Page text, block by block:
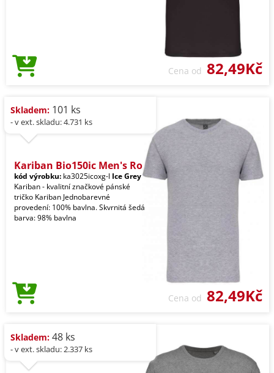
Cena od 82,49Kč
Skladem: 101 ks
- v ext. skladu: 4.731 ks
Kariban Bio150ic Men's Ro
kód výrobku: ka3025icoxg-l Ice Grey
Kariban - kvalitní značkové pánské
tričko Kariban Jednobarevné
provedení: 100% bavlna. Skvrnitá šedá
barva: 98% bavlna
Cena od 82,49Kč
Skladem: 48 ks
- v ext. skladu: 2.337 ks